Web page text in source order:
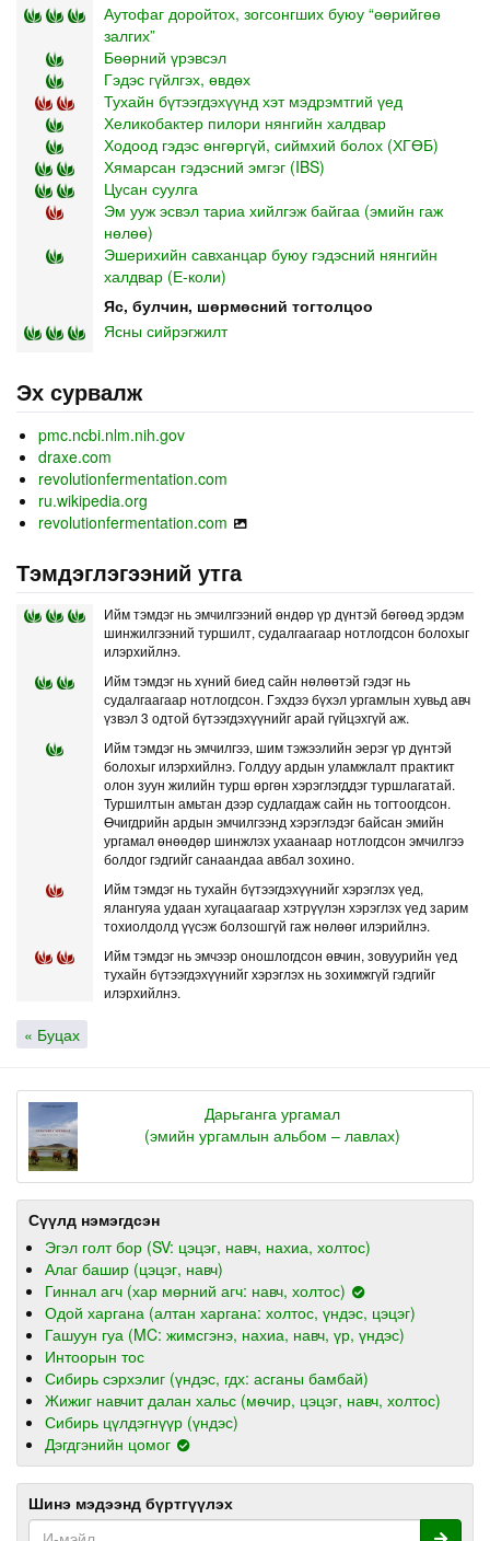
Аутофаг доройтох, зогсонгших буюу “өөрийгөө
залгих”
Бөөрний үрэвсэл
Гэдэс гүйлгэх, өвдөх
Тухайн бүтээгдэхүүнд хэт мэдрэмтгий үед
Хеликобактер пилори нянгийн халдвар
Ходоод гэдэс өнгөргүй, сиймхий болох (ХГӨБ)
Хямарсан гэдэсний эмгэг (IBS)
Цусан суулга
Эм ууж эсвэл тариа хийлгэж байгаа (эмийн гаж
нөлөө)
Эшерихийн савханцар буюу гэдэсний нянгийн
халдвар (Е-коли)
Яс, булчин, шөрмөсний тогтолцоо
Ясны сийрэгжилт
Эх сурвалж
pmc.ncbi.nlm.nih.gov
draxe.com
revolutionfermentation.com
ru.wikipedia.org
revolutionfermentation.com
Тэмдэглэгээний утга
Ийм тэмдэг нь эмчилгээний өндөр үр дүнтэй бөгөөд эрдэм
шинжилгээний туршилт, судалгаагаар нотлогдсон болохыг
илэрхийлнэ.
Ийм тэмдэг нь хүний биед сайн нөлөөтэй гэдэг нь
судалгаагаар нотлогдсон. Гэхдээ бүхэл ургамлын хувьд авч
үзвэл 3 одтой бүтээгдэхүүнийг арай гүйцэхгүй аж.
Ийм тэмдэг нь эмчилгээ, шим тэжээлийн эерэг үр дүнтэй
болохыг илэрхийлнэ. Голдуу ардын уламжлалт практикт
олон зуун жилийн турш өргөн хэрэглэгддэг туршлагатай.
Туршилтын амьтан дээр судлагдаж сайн нь тогтоогдсон.
Өчигдрийн ардын эмчилгээнд хэрэглэдэг байсан эмийн
ургамал өнөөдөр шинжлэх ухаанаар нотлогдсон эмчилгээ
болдог гэдгийг санаандаа авбал зохино.
Ийм тэмдэг нь тухайн бүтээгдэхүүнийг хэрэглэх үед,
ялангуяа удаан хугацаагаар хэтрүүлэн хэрэглэх үед зарим
тохиолдолд үүсэж болзошгүй гаж нөлөөг илэрийлнэ.
Ийм тэмдэг нь эмчээр оношлогдсон өвчин, зовуурийн үед
тухайн бүтээгдэхүүнийг хэрэглэх нь зохимжгүй гэдгийг
илэрхийлнэ.
« Буцах
Дарьганга ургамал
(эмийн ургамлын альбом – лавлах)
Сүүлд нэмэгдсэн
Эгэл голт бор (SV: цэцэг, навч, нахиа, холтос)
Алаг башир (цэцэг, навч)
Гиннал агч (хар мөрний агч: навч, холтос)
Одой харгана (алтан харгана: холтос, үндэс, цэцэг)
Гашуун гуа (MC: жимсгэнэ, нахиа, навч, үр, үндэс)
Интоорын тос
Сибирь сэрхэлиг (үндэс, гдх: асганы бамбай)
Жижиг навчит далан хальс (мөчир, цэцэг, навч, холтос)
Сибирь цүлдэгнүүр (үндэс)
Дэгдгэнийн цомог
Шинэ мэдээнд бүртгүүлэх